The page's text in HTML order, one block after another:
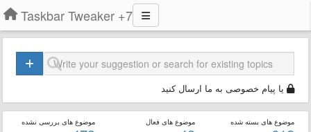
7+ Taskbar Tweaker
یا پیام خصوصی به ما ارسال کنید
موضوع های بررسی نشده موضوع های فعال موضوع های بسته شده